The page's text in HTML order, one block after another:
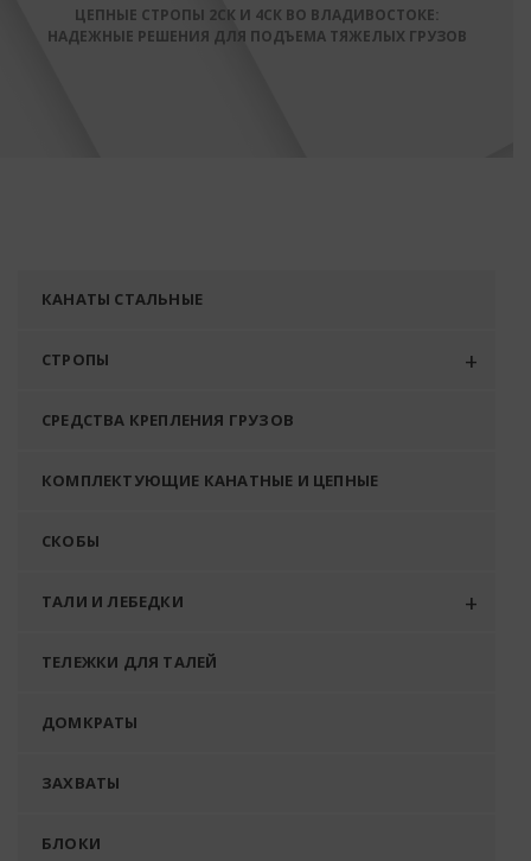
ЦЕПНЫЕ СТРОПЫ 2СК И 4СК ВО ВЛАДИВОСТОКЕ:
НАДЕЖНЫЕ РЕШЕНИЯ ДЛЯ ПОДЪЕМА ТЯЖЕЛЫХ ГРУЗОВ
КАНАТЫ СТАЛЬНЫЕ
СТРОПЫ
СРЕДСТВА КРЕПЛЕНИЯ ГРУЗОВ
КОМПЛЕКТУЮЩИЕ КАНАТНЫЕ И ЦЕПНЫЕ
СКОБЫ
ТАЛИ И ЛЕБЕДКИ
ТЕЛЕЖКИ ДЛЯ ТАЛЕЙ
ДОМКРАТЫ
ЗАХВАТЫ
БЛОКИ